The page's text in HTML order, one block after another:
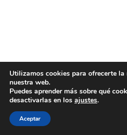
Utilizamos cookies para ofrecerte la
nuestra web.
Puedes aprender más sobre qué
desactivarlas en los ajustes.
Aceptar